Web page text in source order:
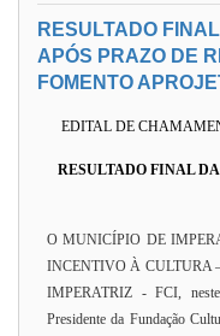
RESULTADO
APÓS PRAZO DE
FOMENTO
EDITAL DE
RESULTADO FINAL
O MUNICÍPIO DE
INCENTIVO À CULTURA
IMPERATRIZ - FCI,
Presidente da Fundação